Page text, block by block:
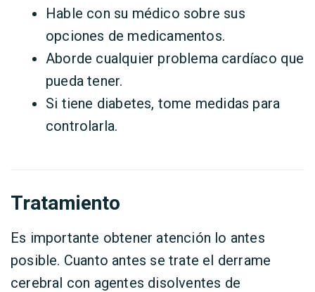
Hable con su médico sobre sus
opciones de medicamentos.
Aborde cualquier problema cardíaco que
pueda tener.
Si tiene diabetes, tome medidas para
controlarla.
Tratamiento
Es importante obtener atención lo antes
posible. Cuanto antes se trate el derrame
cerebral con agentes disolventes de